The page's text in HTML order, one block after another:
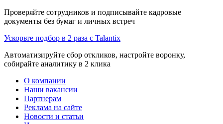
Проверяйте сотрудников и подписывайте кадровые
документы без бумаг и личных встреч
Ускорьте подбор в 2 раза с Talantix
Автоматизируйте сбор откликов, настройте воронку,
собирайте аналитику в 2 клика
О компании
Наши вакансии
Партнерам
Реклама на сайте
Новости и статьи